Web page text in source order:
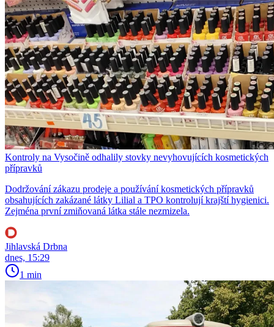
Kontroly na Vysočině odhalily stovky nevyhovujících kosmetických
přípravků
Dodržování zákazu prodeje a používání kosmetických přípravků
obsahujících zakázané látky Lilial a TPO kontrolují krajští hygienici.
Zejména první zmiňovaná látka stále nezmizela.
Jihlavská Drbna
dnes, 15:29
1 min